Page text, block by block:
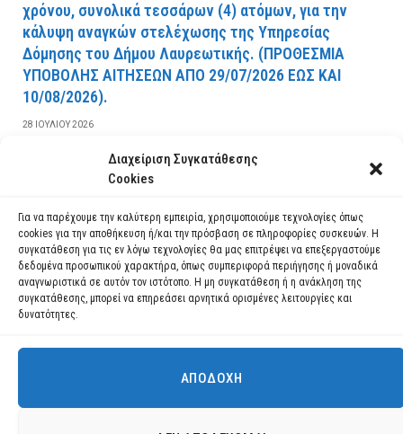
Διαχείριση Συγκατάθεσης
Cookies
Για να παρέχουμε την καλύτερη εμπειρία, χρησιμοποιούμε τεχνολογίες όπως
cookies για την αποθήκευση ή/και την πρόσβαση σε πληροφορίες συσκευών. Η
συγκατάθεση για τις εν λόγω τεχνολογίες θα μας επιτρέψει να επεξεργαστούμε
δεδομένα προσωπικού χαρακτήρα, όπως συμπεριφορά περιήγησης ή μοναδικά
αναγνωριστικά σε αυτόν τον ιστότοπο. Η μη συγκατάθεση ή η ανάκληση της
συγκατάθεσης, μπορεί να επηρεάσει αρνητικά ορισμένες λειτουργίες και
δυνατότητες.
ΑΠΟΔΟΧΉ
χρόνου, συνολικά τεσσάρων (4) ατόμων, για την
κάλυψη αναγκών στελέχωσης της Υπηρεσίας
Δόμησης του Δήμου Λαυρεωτικής. (ΠPOΘEΣMIA
YΠOBOΛHΣ AITHΣEΩN AΠO 29/07/2026 EΩΣ KAI
10/08/2026).
28 ΙΟΥΛΊΟΥ 2026
ΔΙΑΒΆΣΤΕ ΠΕΡΙΣΣΌΤΕΡΑ
Χρησιμοποιούμε cookies για να σας προσφέρουμε τη βέλτιστη εμπειρία
πλοήγησης στον ιστότοπό μας.